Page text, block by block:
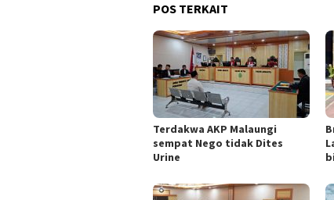
POS TERKAIT
Terdakwa AKP Malaungi
sempat Nego tidak Dites
Urine